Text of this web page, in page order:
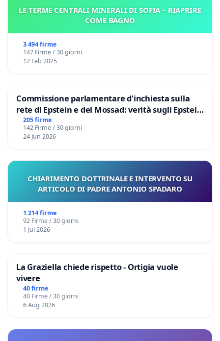
LE TERME CENTRALI MINERALI DI SOFIA – RIAPRIRE
COME BAGNO
3 494 firme
147 Firme / 30 giorni
12 Feb 2025
Commissione parlamentare d'inchiesta sulla
rete di Epstein e del Mossad: verità sugli Epstein
Files
205 firme
142 Firme / 30 giorni
24 Jun 2026
CHIARIMENTO DOTTRINALE E INTERVENTO SU
ARTICOLO DI PADRE ANTONIO SPADARO
1 214 firme
92 Firme / 30 giorni
1 Jul 2026
La Graziella chiede rispetto - Ortigia vuole
vivere
40 firme
40 Firme / 30 giorni
6 Aug 2026